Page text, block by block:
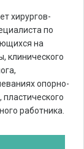
хирургов-
по
на
клинического
опорно-
пластического
работника.